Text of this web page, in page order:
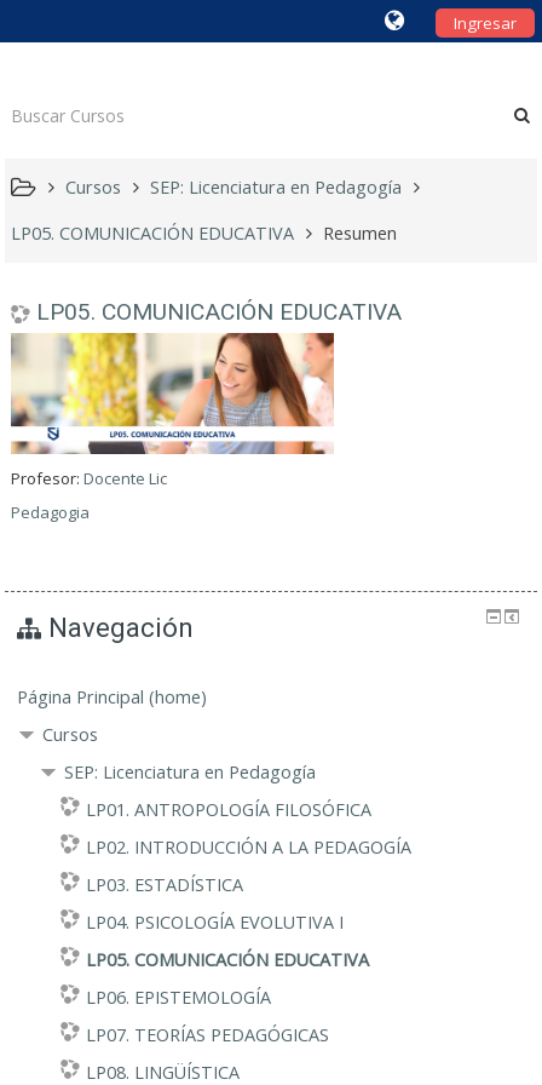
Ingresar
Cursos
SEP: Licenciatura en Pedagogía
LP05. COMUNICACIÓN EDUCATIVA
Resumen
LP05. COMUNICACIÓN EDUCATIVA
Profesor:Docente Lic
Pedagogia
Navegación
Página Principal (home)
Cursos
SEP: Licenciatura en Pedagogía
LP01. ANTROPOLOGÍA FILOSÓFICA
LP02. INTRODUCCIÓN A LA PEDAGOGÍA
LP03. ESTADÍSTICA
LP04. PSICOLOGÍA EVOLUTIVA I
LP05. COMUNICACIÓN EDUCATIVA
LP06. EPISTEMOLOGÍA
LP07. TEORÍAS PEDAGÓGICAS
LP08. LINGÜÍSTICA